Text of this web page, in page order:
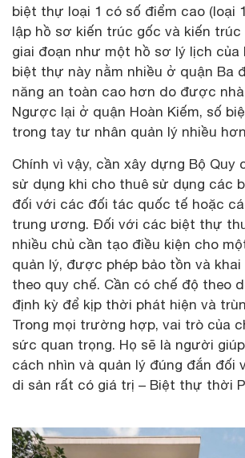
biệt thự loại 1 có số điểm cao (loại
lập hồ sơ kiến trúc gốc và kiến
giai đoạn như một hồ sơ lý lịch của
biệt thự này nằm nhiều ở quận Ba
năng an toàn cao hơn do được
Ngược lại ở quận Hoàn Kiếm, số
trong tay tư nhân quản lý nhiều
Chính vì vậy, cần xây dựng Bộ Quy
sử dụng khi cho thuê sử dụng các
đối với các đối tác quốc tế hoặc
trung ương. Đối với các biệt thự
nhiều chủ cần tạo điều kiện cho
quản lý, được phép bảo tồn và
theo quy chế. Cần có chế độ theo
định kỳ để kịp thời phát hiện và
Trong mọi trường hợp, vai trò của
sức quan trọng. Họ sẽ là người
cách nhìn và quản lý đúng đắn đối
di sản rất có giá trị – Biệt thự thời